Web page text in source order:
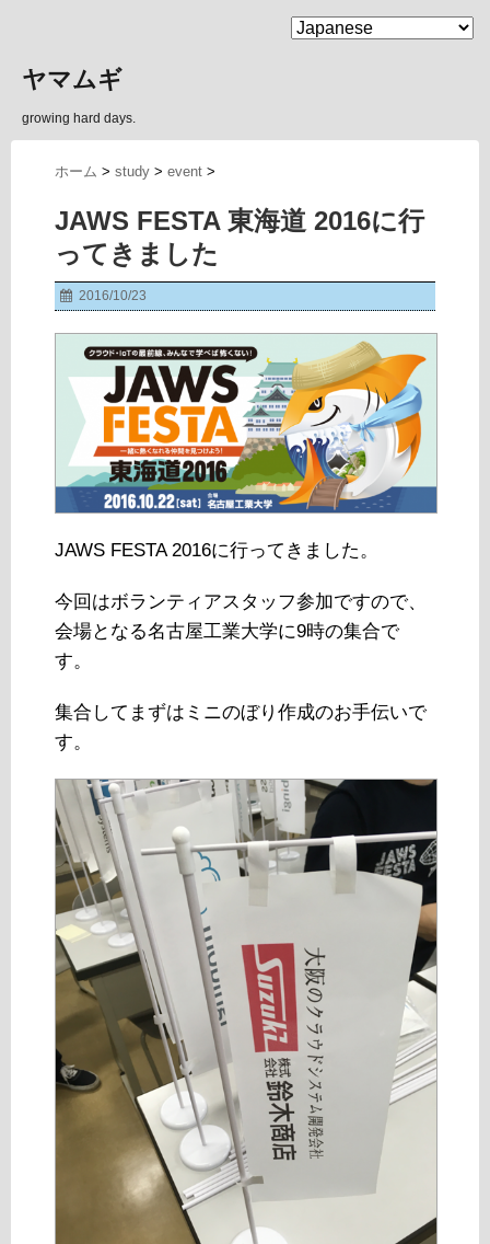
MENU
ヤマムギ
growing hard days.
ホーム > study > event >
JAWS FESTA 東海道 2016に行
ってきました
2016/10/23
JAWS FESTA 2016に行ってきました。
今回はボランティアスタッフ参加ですので、
会場となる名古屋工業大学に9時の集合で
す。
集合してまずはミニのぼり作成のお手伝いで
す。